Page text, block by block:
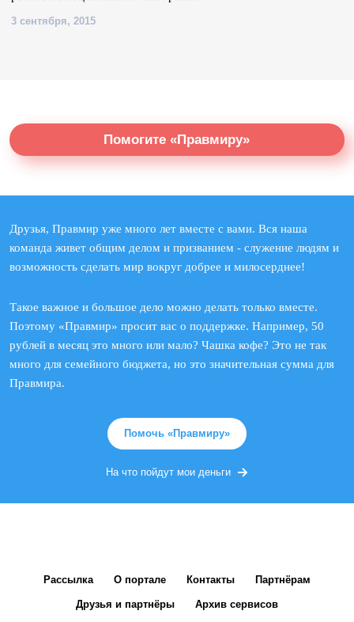
3 сентября, 2015
Помогите «Правмиру»
Друзья, Правмир уже много лет вместе с вами. Вся наша
команда живет общим делом и призванием - служение людям и
возможность сделать мир вокруг добрее и милосерднее!
Такое важное и большое дело можно делать только вместе.
Поэтому «Правмир» просит вас о поддержке. Например, 50
рублей в месяц это много или мало? Чашка кофе? Это не так
много для семейного бюджета, но это значительная сумма для
Правмира.
Помочь «Правмиру»
На что пойдут мои деньги
Рассылка О портале Контакты Партнёрам
Друзья и партнёры Архив сервисов